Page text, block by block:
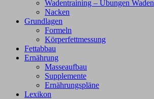
Wadentraining – Übungen Waden
Nacken
Grundlagen
Formeln
Körperfettmessung
Fettabbau
Ernährung
Masseaufbau
Supplemente
Ernährungspläne
Lexikon